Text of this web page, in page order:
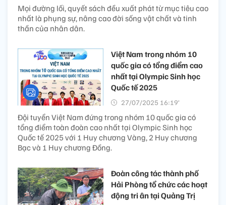
Mọi đường lối, quyết sách đều xuất phát từ mục tiêu cao
nhất là phụng sự, nâng cao đời sống vật chất và tinh
thần của nhân dân.
Việt Nam trong nhóm 10
quốc gia có tổng điểm cao
nhất tại Olympic Sinh học
Quốc tế 2025
27/07/2025 16:19’
Đội tuyển Việt Nam đứng trong nhóm 10 quốc gia có
tổng điểm toàn đoàn cao nhất tại Olympic Sinh học
Quốc tế 2025 với 1 Huy chương Vàng, 2 Huy chương
Bạc và 1 Huy chương Đồng.
Đoàn công tác thành phố
Hải Phòng tổ chức các hoạt
động tri ân tại Quảng Trị